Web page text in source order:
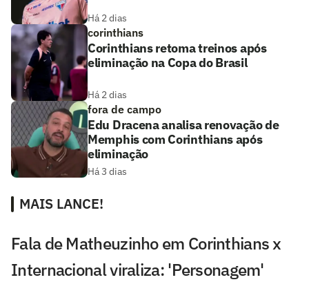
Há 2 dias
corinthians
Corinthians retoma treinos após
eliminação na Copa do Brasil
Há 2 dias
fora de campo
Edu Dracena analisa renovação de
Memphis com Corinthians após
eliminação
Há 3 dias
MAIS LANCE!
Fala de Matheuzinho em Corinthians x
Internacional viraliza: 'Personagem'